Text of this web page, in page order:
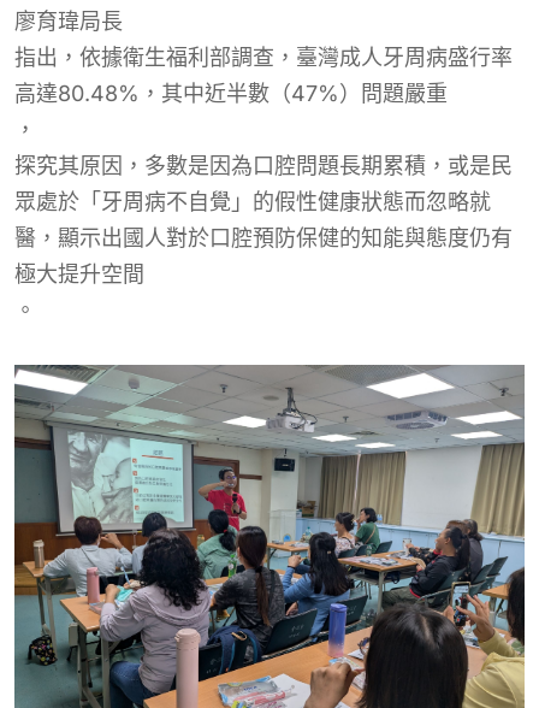
廖育瑋局長
指出，依據衛生福利部調查，臺灣成人牙周病盛行率
高達80.48%，其中近半數（47%）問題嚴重
，
探究其原因，多數是因為口腔問題長期累積，或是民
眾處於「牙周病不自覺」的假性健康狀態而忽略就
醫，顯示出國人對於口腔預防保健的知能與態度仍有
極大提升空間
。